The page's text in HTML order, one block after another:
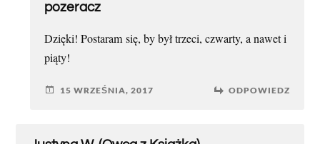
pozeracz
Dzięki! Postaram się, by był trzeci, czwarty, a nawet i
piąty!
15 WRZEŚNIA, 2017 ODPOWIEDZ